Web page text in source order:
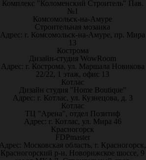
Комплекс "Коломенский Строитель" Пав.
№1
Комсомольск-на-Амуре
Строительная мозаика
Адрес: г. Комсомольск-на-Амуре, пр. Мира
13
Кострома
Дизайн-студия WowRoom
Адрес: г. Кострома, ул. Маршала Новикова
22/22, 1 этаж, офис 13
Котлас
Дизайн студия "Home Boutique"
Адрес: г. Котлас, ул. Кузнецова, д. 3
Котлас
ТЦ "Арена", отдел Позитиф
Адрес: г. Котлас, ул. Мира 46
Красногорск
FDPmaster
Московская область, г. Красногорск,
Красногорский р-н, Новорижское шоссе, 9